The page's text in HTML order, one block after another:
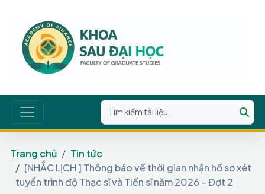
Trang chủ
Tin tức
[NHẮC LỊCH ] Thông báo về thời gian nhận hồ sơ xét
tuyển trình độ Thạc sĩ và Tiến sĩ năm 2026 – Đợt 2